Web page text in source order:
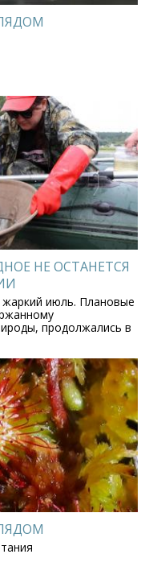
НЕ ОСТАНЕТСЯ
жаркий июль. Плановые
продолжались в